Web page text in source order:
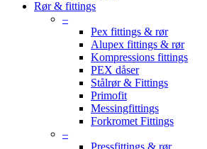
Rør & fittings
–
Pex fittings & rør
Alupex fittings & rør
Kompressions fittings
PEX dåser
Stålrør & Fittings
Primofit
Messingfittings
Forkromet Fittings
–
Pressfittings & rør